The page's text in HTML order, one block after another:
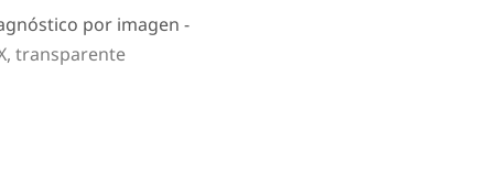
por imagen -
transparente